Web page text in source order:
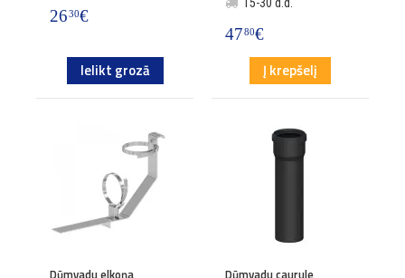
2630€
Ielikt grozā
15-30 d.d.
4780€
Į krepšelį